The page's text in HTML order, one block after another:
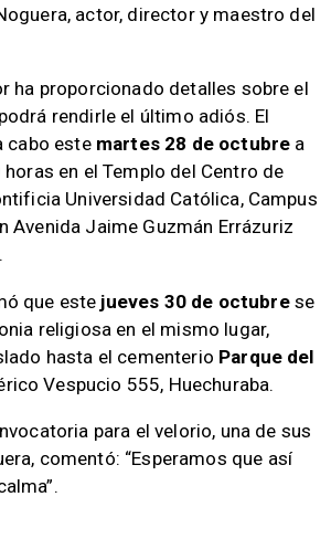
actor, director y maestro del
ha proporcionado detalles sobre el
rendirle el último adiós. El
cabo este martes 28 de octubre a
en el Templo del Centro de
Universidad Católica, Campus
Avenida Jaime Guzmán Errázuriz
que este jueves 30 de octubrese
religiosa en el mismo lugar,
hasta el cementerio Parque del
Vespucio 555, Huechuraba.
para el velorio, una de sus
comentó: “Esperamos que así